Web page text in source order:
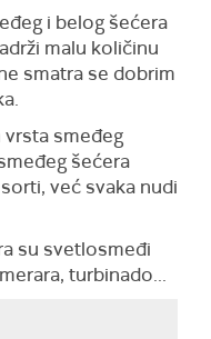
i belog šećera
malu količinu
smatra se dobrim
smeđeg
šećera
već svaka nudi
su svetlosmeđi
turbinado...